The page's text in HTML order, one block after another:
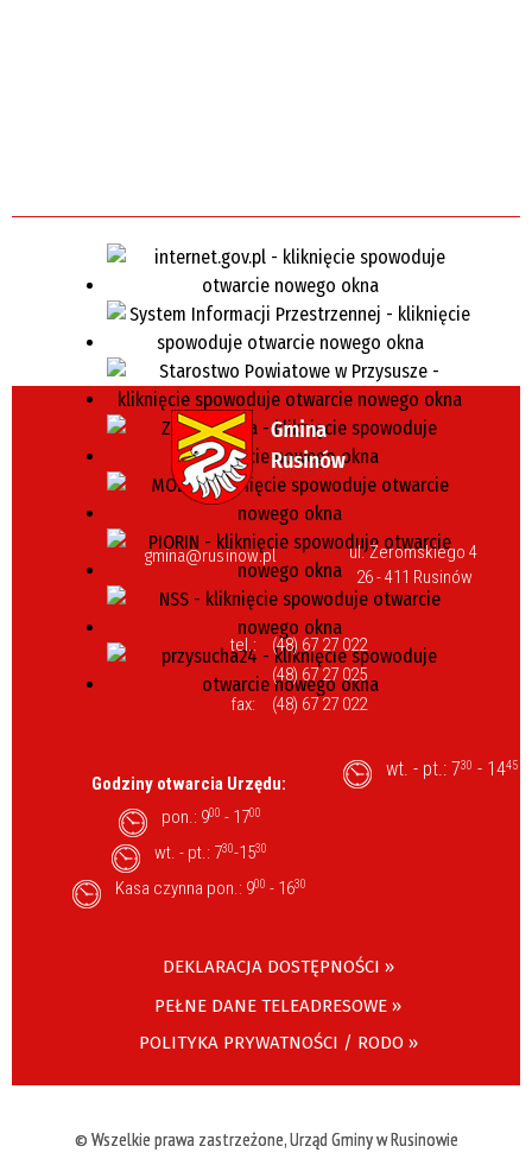
gmina@rusinow.pl
ul. Żeromskiego 4
26 - 411 Rusinów
tel.:
(48) 67 27 022
(48) 67 27 025
fax:
(48) 67 27 022
Godziny otwarcia Urzędu:
pon.: 900 - 1700
wt. - pt.: 730-1530
Kasa czynna pon.: 900 - 1630
wt. - pt.: 730 - 1445
DEKLARACJA DOSTĘPNOŚCI »
PEŁNE DANE TELEADRESOWE »
POLITYKA PRYWATNOŚCI / RODO »
© Wszelkie prawa zastrzeżone, Urząd Gminy w Rusinowie